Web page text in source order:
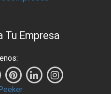
Tu Empresa